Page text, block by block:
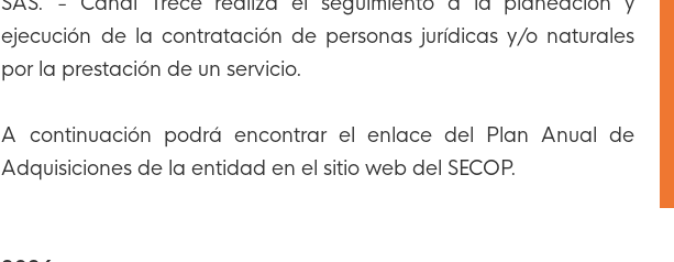
ejecución de la contratación de personas jurídicas y/o naturales
por la prestación de un servicio.
A continuación podrá encontrar el enlace del Plan Anual de
Adquisiciones de la entidad en el sitio web del SECOP.